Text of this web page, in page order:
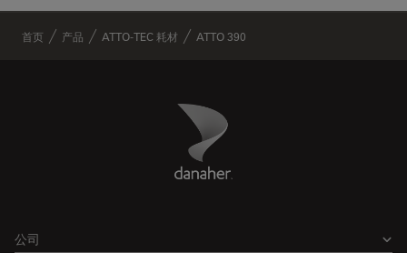
首页 产品 ATTO-TEC 耗材 ATTO 390
Danaher Logo
公司